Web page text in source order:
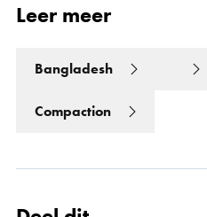
Leer meer
Bangladesh
Compaction